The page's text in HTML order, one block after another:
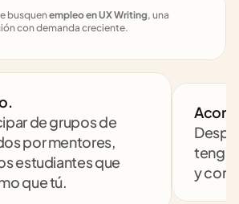
busquen empleo en UX Writing, una
con demanda creciente.
de grupos de
por mentores,
estudiantes que
que tú.
y